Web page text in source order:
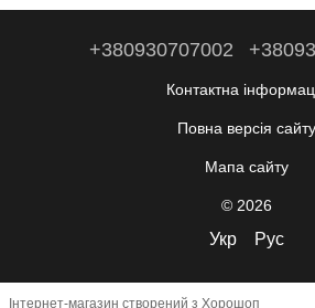
+380930707002
Контактна
Повна версія сайту
Мапа сайту
© 2026
Укр Рус
Інтернет-магазин створений з Хорошоп